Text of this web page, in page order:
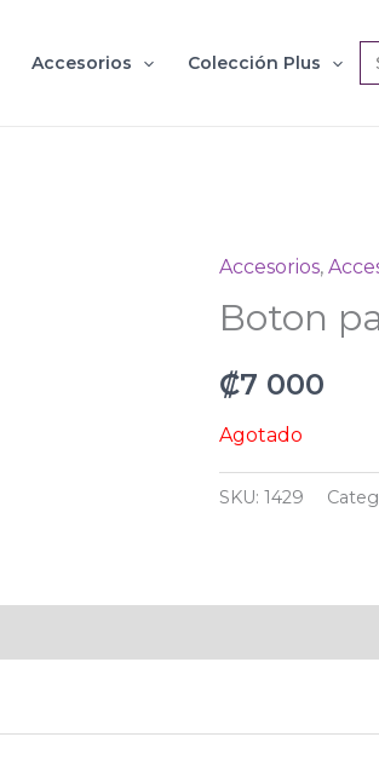
Accesorios Colección Plus
Accesorios,
Boton
₡7 000
Agotado
SKU:1429